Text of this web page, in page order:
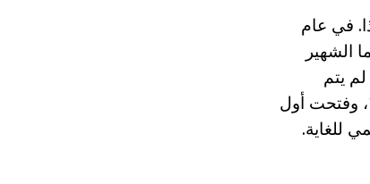
في عام
الشهير
لم يتم
تحطيمه على يد النازيين، واقتيد فقط لألمانيا. بدأت استعادة بيترهوف في عام 1952، وفتحت أول